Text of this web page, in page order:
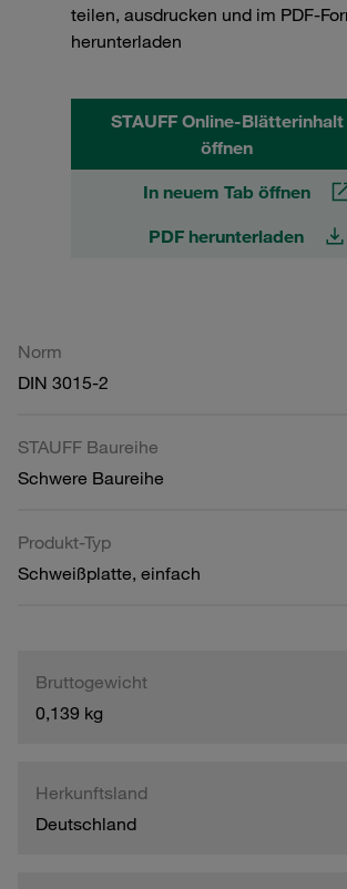
teilen, ausdrucken und im PDF-
herunterladen
STAUFF Online-Blätterinhalt
öffnen
In neuem Tab öffnen
PDF herunterladen
Norm
DIN 3015-2
STAUFF Baureihe
Schwere Baureihe
Produkt-Typ
Schweißplatte, einfach
Bruttogewicht
0,139 kg
Herkunftsland
Deutschland